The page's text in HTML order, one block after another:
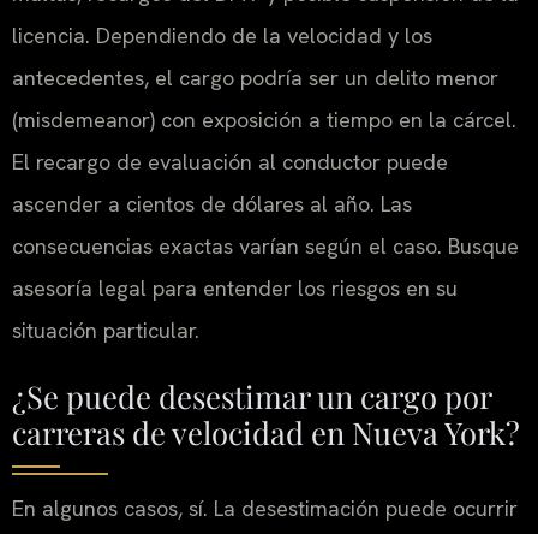
licencia. Dependiendo de la velocidad y los
antecedentes, el cargo podría ser un delito menor
(misdemeanor) con exposición a tiempo en la cárcel.
El recargo de evaluación al conductor puede
ascender a cientos de dólares al año. Las
consecuencias exactas varían según el caso. Busque
asesoría legal para entender los riesgos en su
situación particular.
¿Se puede desestimar un cargo por
carreras de velocidad en Nueva York?
En algunos casos, sí. La desestimación puede ocurrir